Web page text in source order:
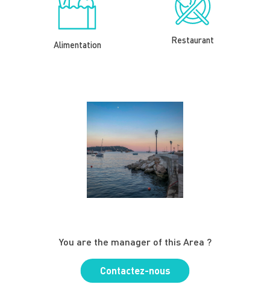
Alimentation Restaurant
You are the manager of this Area ?
Contactez-nous